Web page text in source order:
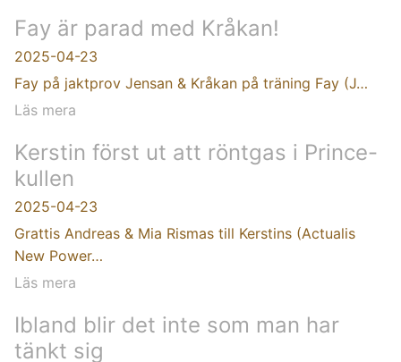
Fay är parad med Kråkan!
2025-04-23
Fay på jaktprov Jensan & Kråkan på träning Fay (J…
Läs mera
Kerstin först ut att röntgas i Prince-
kullen
2025-04-23
Grattis Andreas & Mia Rismas till Kerstins (Actualis
New Power…
Läs mera
Ibland blir det inte som man har
tänkt sig